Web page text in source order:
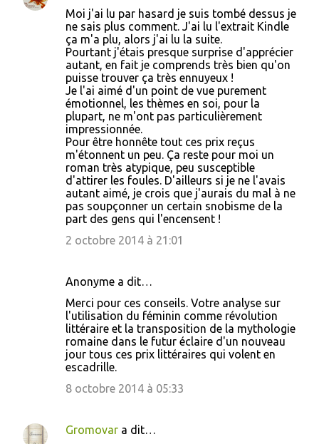
Moi j'ai lu par hasard je suis tombé dessus je
ne sais plus comment. J'ai lu l'extrait Kindle
ça m'a plu, alors j'ai lu la suite.
Pourtant j'étais presque surprise d'apprécier
autant, en fait je comprends très bien qu'on
puisse trouver ça très ennuyeux !
Je l'ai aimé d'un point de vue purement
émotionnel, les thèmes en soi, pour la
plupart, ne m'ont pas particulièrement
impressionnée.
Pour être honnête tout ces prix reçus
m'étonnent un peu. Ça reste pour moi un
roman très atypique, peu susceptible
d'attirer les foules. D'ailleurs si je ne l'avais
autant aimé, je crois que j'aurais du mal à ne
pas soupçonner un certain snobisme de la
part des gens qui l'encensent !
2 octobre 2014 à 21:01
Anonyme a dit…
Merci pour ces conseils. Votre analyse sur
l'utilisation du féminin comme révolution
littéraire et la transposition de la mythologie
romaine dans le futur éclaire d'un nouveau
jour tous ces prix littéraires qui volent en
escadrille.
8 octobre 2014 à 05:33
Gromovar a dit…